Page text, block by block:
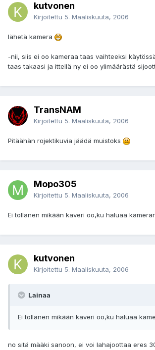
kutvonen
Kirjoitettu 5. Maaliskuuta, 2006
lähetä kamera
-nii, siis ei oo kameraa taas vaihteeksi
taas takaasi ja ittellä ny ei oo ylimäärästä
TransNAM
Kirjoitettu 5. Maaliskuuta, 2006
Pitäähän rojektikuvia jäädä muistoks
Mopo305
Kirjoitettu 5. Maaliskuuta, 2006
Ei tollanen mikään kaveri oo,ku haluaa
kutvonen
Kirjoitettu 5. Maaliskuuta, 2006
Lainaa
Ei tollanen mikään kaveri oo,ku haluaa
no sitä määki sanoon, ei voi lahajoottaa eres